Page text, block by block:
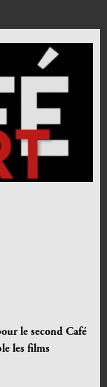
le second Café
les films